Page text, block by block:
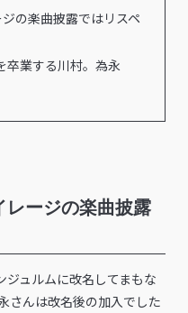
の楽曲披露ではリスペ
卒業する川村。為永
レージの楽曲披露
ジュルムに改名してまもな
さんは改名後の加入でした